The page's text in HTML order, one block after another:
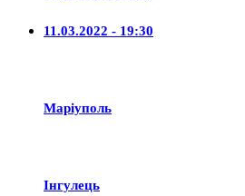
11.03.2022 - 19:30
Маріуполь
Iнгулець